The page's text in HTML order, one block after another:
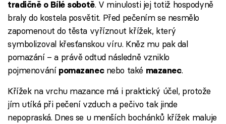
tradičně o Bílé sobotě. V minulosti jej totiž hospodyně
braly do kostela posvětit. Před pečením se nesmělo
zapomenout do těsta vyříznout křížek, který
symbolizoval křesťanskou víru. Kněz mu pak dal
pomazání – a právě odtud následně vzniklo
pojmenování pomazanecnebo také mazanec.
Křížek na vrchu mazance má i praktický účel, protože
jím utíká při pečení vzduch a pečivo tak jinde
nepopraská. Dnes se u menších bochánků křížek maluje